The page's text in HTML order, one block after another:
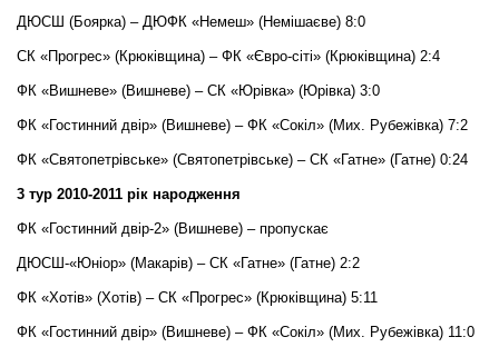
ДЮСШ (Боярка) – ДЮФК «Немеш» (Немішаєве) 8:0
СК «Прогрес» (Крюківщина) – ФК «Євро-сіті» (Крюківщина) 2:4
ФК «Вишневе» (Вишневе) – СК «Юрівка» (Юрівка) 3:0
ФК «Гостинний двір» (Вишневе) – ФК «Сокіл» (Мих. Рубежівка) 7:2
ФК «Святопетрівське» (Святопетрівське) – СК «Гатне» (Гатне) 0:24
3 тур 2010-2011 рік народження
ФК «Гостинний двір-2» (Вишневе) – пропускає
ДЮСШ-«Юніор» (Макарів) – СК «Гатне» (Гатне) 2:2
ФК «Хотів» (Хотів) – СК «Прогрес» (Крюківщина) 5:11
ФК «Гостинний двір» (Вишневе) – ФК «Сокіл» (Мих. Рубежівка) 11:0